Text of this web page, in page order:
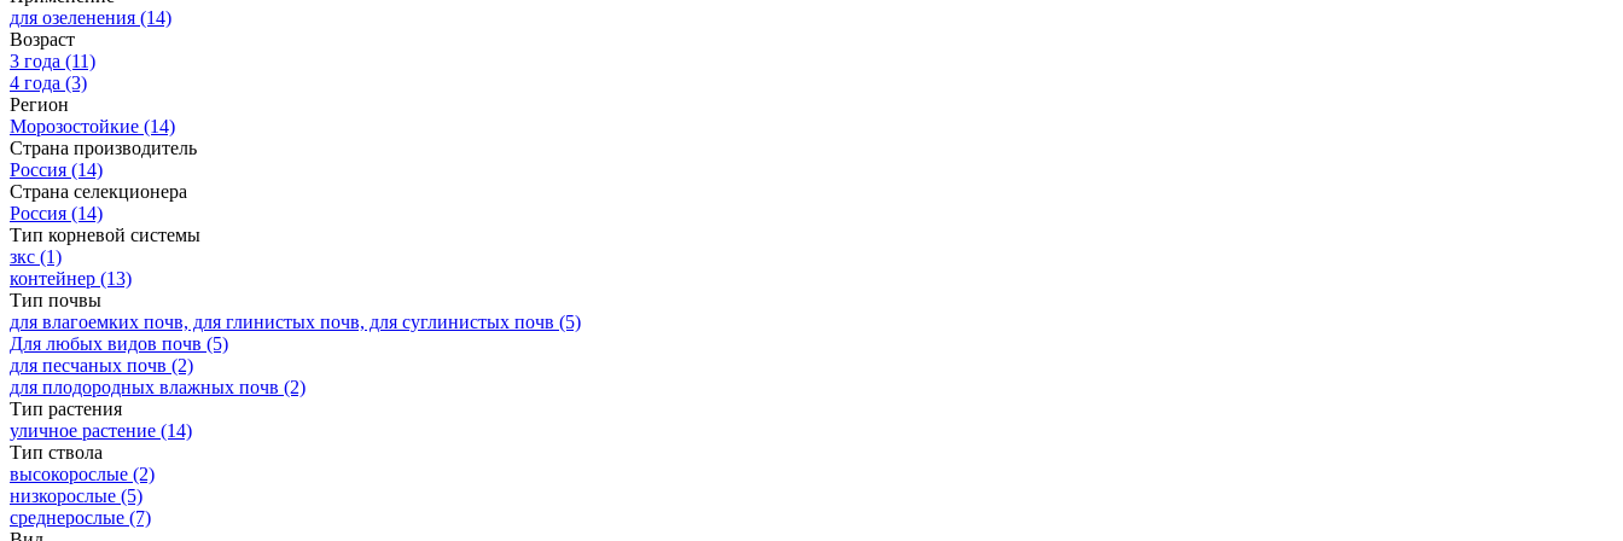
для озеленения (14)
Возраст
3 года (11)
4 года (3)
Регион
Морозостойкие (14)
Страна производитель
Россия (14)
Страна селекционера
Россия (14)
Тип корневой системы
зкс (1)
контейнер (13)
Тип почвы
для влагоемких почв, для глинистых почв, для суглинистых почв (5)
Для любых видов почв (5)
для песчаных почв (2)
для плодородных влажных почв (2)
Тип растения
уличное растение (14)
Тип ствола
высокорослые (2)
низкорослые (5)
среднерослые (7)